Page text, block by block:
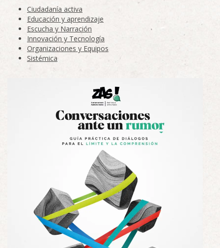
Ciudadanía activa
Educación y aprendizaje
Escucha y Narración
Innovación y Tecnología
Organizaciones y Equipos
Sistémica